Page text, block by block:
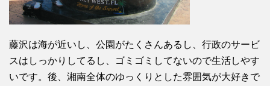
藤沢は海が近いし、公園がたくさんあるし、行政のサービ
スはしっかりしてるし、ゴミゴミしてないので生活しやす
いです。後、湘南全体のゆっくりとした雰囲気が大好きで